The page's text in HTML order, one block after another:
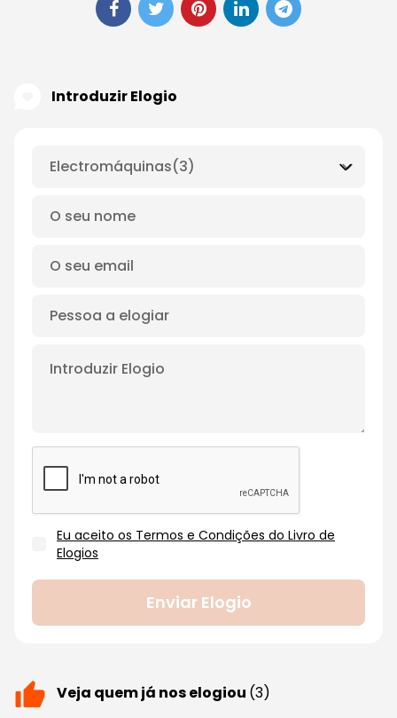
Veja quem já nos elogiou (3)
Introduzir Elogio
Eu aceito os Termos e Condições do Livro de
Elogios
Enviar Elogio